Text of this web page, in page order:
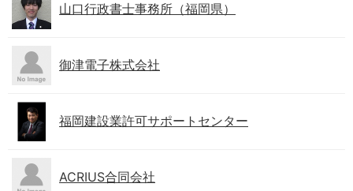
山口行政書士事務所（福岡県）
御津電子株式会社
福岡建設業許可サポートセンター
ACRIUS合同会社